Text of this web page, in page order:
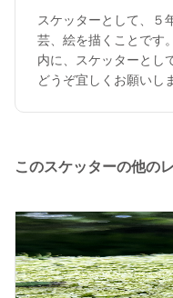
スケッターとして、
芸、絵を描くことです
内に、スケッターとし
どうぞ宜しくお願いし
このスケッターの他の